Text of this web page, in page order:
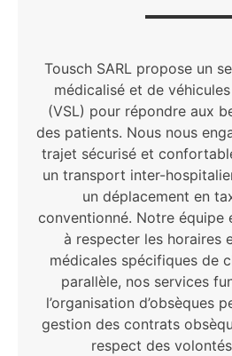
Tousch SARL propose un
médicalisé et de
(VSL) pour répondre aux
des patients. Nous nous
trajet sécurisé et
un transport inter-
un déplacement en
conventionné. Notre équipe
à respecter les horaires
médicales spécifiques de
parallèle, nos services
l’organisation d’obsèques
gestion des contrats
respect des